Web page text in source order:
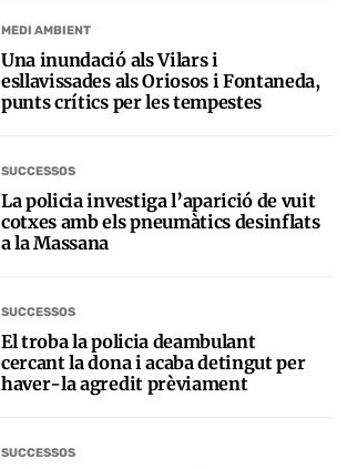
MEDI AMBIENT
Una inundació als Vilars i
esllavissades als Oriosos i Fontaneda,
punts crítics per les tempestes
SUCCESSOS
La policia investiga l’aparició de vuit
cotxes amb els pneumàtics desinflats
a la Massana
SUCCESSOS
El troba la policia deambulant
cercant la dona i acaba detingut per
haver-la agredit prèviament
SUCCESSOS